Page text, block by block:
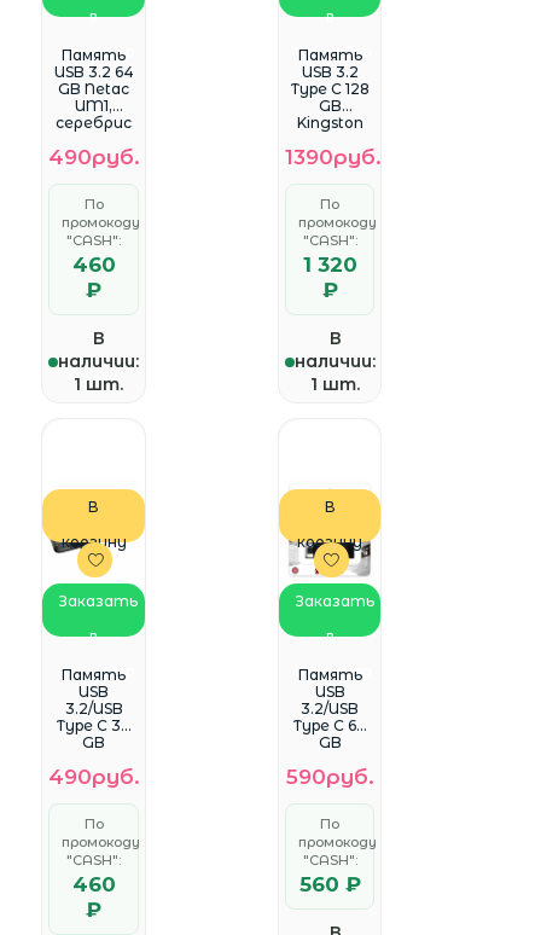
в
WhatsApp
Память
USB 3.2 64
GB Netac
UM1,
серебрис
(NT03UM1N
-064G-
32PN)
490руб.
По
промокоду
"CASH":
460
₽
В
наличии:
1 шт.
в
WhatsApp
Память
USB 3.2
Type C 128
GB
Kingston
er 70,
черный
(DT70/128G
B)
1390руб.
По
промокоду
"CASH":
1 320
₽
В
наличии:
1 шт.
В
корзину
Заказать
в
WhatsApp
Память
USB
3.2/USB
Type C 32
GB
DataTravel
er 70,
черный
(DT70/32G
B)
490руб.
По
промокоду
"CASH":
460
₽
В
корзину
Заказать
в
WhatsApp
Память
USB
3.2/USB
Type C 64
GB
DataTravel
er 70,
черный
(DT70/64G
B)
590руб.
По
промокоду
"CASH":
560 ₽